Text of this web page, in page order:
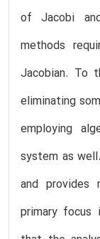
of Jacobi
methods
Jacobian. To
eliminating
employing
system as
and provides
primary focus